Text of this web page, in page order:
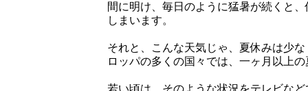
間に明け、毎日のように猛暑が続くと
しまいます。
それと、こんな天気じゃ、夏休みは少
ロッパの多くの国々では、一ヶ月以上
若い頃は、そのような状況をテレビな